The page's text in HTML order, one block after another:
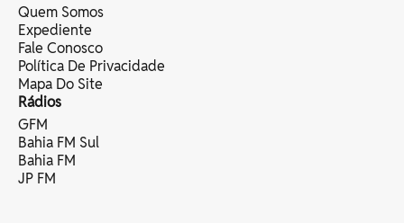
Quem Somos
Expediente
Fale Conosco
Política De Privacidade
Mapa Do Site
Rádios
GFM
Bahia FM Sul
Bahia FM
JP FM